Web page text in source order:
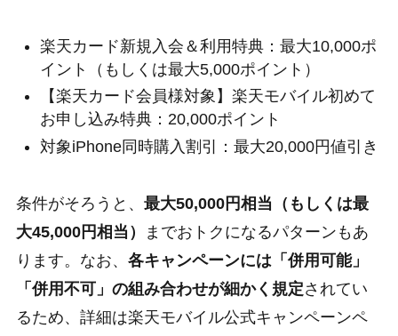
楽天カード新規入会＆利用特典：最大10,000ポ
イント（もしくは最大5,000ポイント）
【楽天カード会員様対象】楽天モバイル初めて
お申し込み特典：20,000ポイント
対象iPhone同時購入割引：最大20,000円値引き
条件がそろうと、 最大50,000円相当（もしくは最
大45,000円相当）
までおトクになるパターンもあ
ります。なお、 各キャンペーンには「併用可能」
「併用不可」の組み合わせが細かく規定されてい
るため、詳細は楽天モバイル公式キャンペーンペ